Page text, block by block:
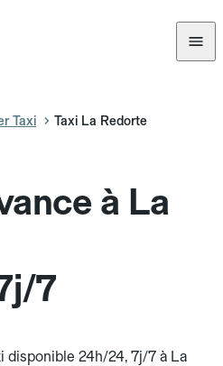
Taxi Taxi La Redorte
à La
7
disponible 24h/24, 7j/7 à La